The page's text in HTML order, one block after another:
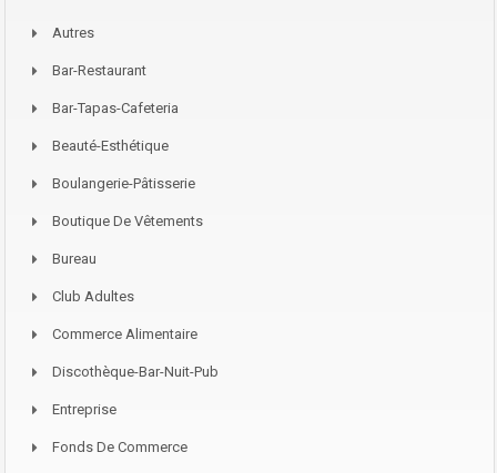
Autres
Bar-Restaurant
Bar-Tapas-Cafeteria
Beauté-Esthétique
Boulangerie-Pâtisserie
Boutique De Vêtements
Bureau
Club Adultes
Commerce Alimentaire
Discothèque-Bar-Nuit-Pub
Entreprise
Fonds De Commerce